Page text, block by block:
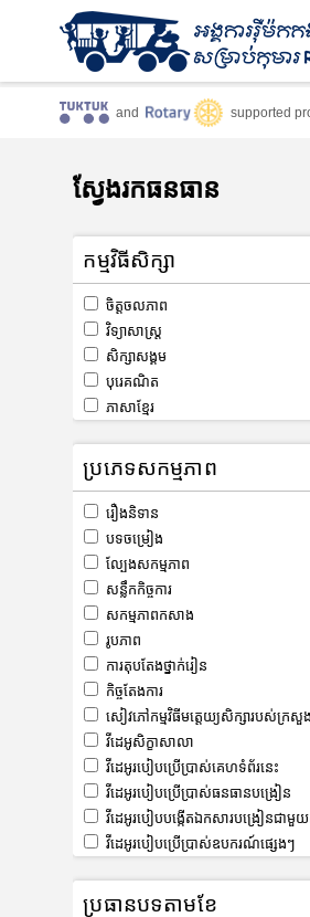
and supported
ស្វែងរកធនធាន
កម្មវិធីសិក្សា
ចិត្តចលភាព
វិទ្យាសាស្រ្ត
សិក្សាសង្គម
បុរេគណិត
ភាសាខ្មែរ
ប្រភេទសកម្មភាព
រឿងនិទាន
បទចម្រៀង
ល្បែងសកម្មភាព
សន្លឹកកិច្ចការ
សកម្មភាពកសាង
រូបភាព
ការតុបតែងថ្នាក់រៀន
កិច្ចតែងការ
សៀវភៅកម្មវិធីមត្តេយ្យសិក្សារបស់ក្រសួង
វីដេអូសិក្ខាសាលា
វីដេអូរបៀបប្រើប្រាស់គេហទំព័រនេះ
វីដេអូរបៀបប្រើប្រាស់ធនធានបង្រៀន
វីដេអូរបៀបបង្កើតឯកសារបង្រៀនជាមួ
វីដេអូរបៀបប្រើប្រាស់ឧបករណ៍ផ្សេងៗ
ប្រធានបទតាមខែ